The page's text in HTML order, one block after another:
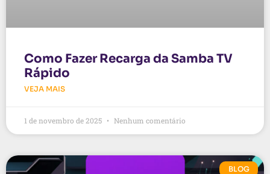
Como Fazer Recarga da Samba TV
Rápido
VEJA MAIS
1 de novembro de 2025 Nenhum comentário
BLOG